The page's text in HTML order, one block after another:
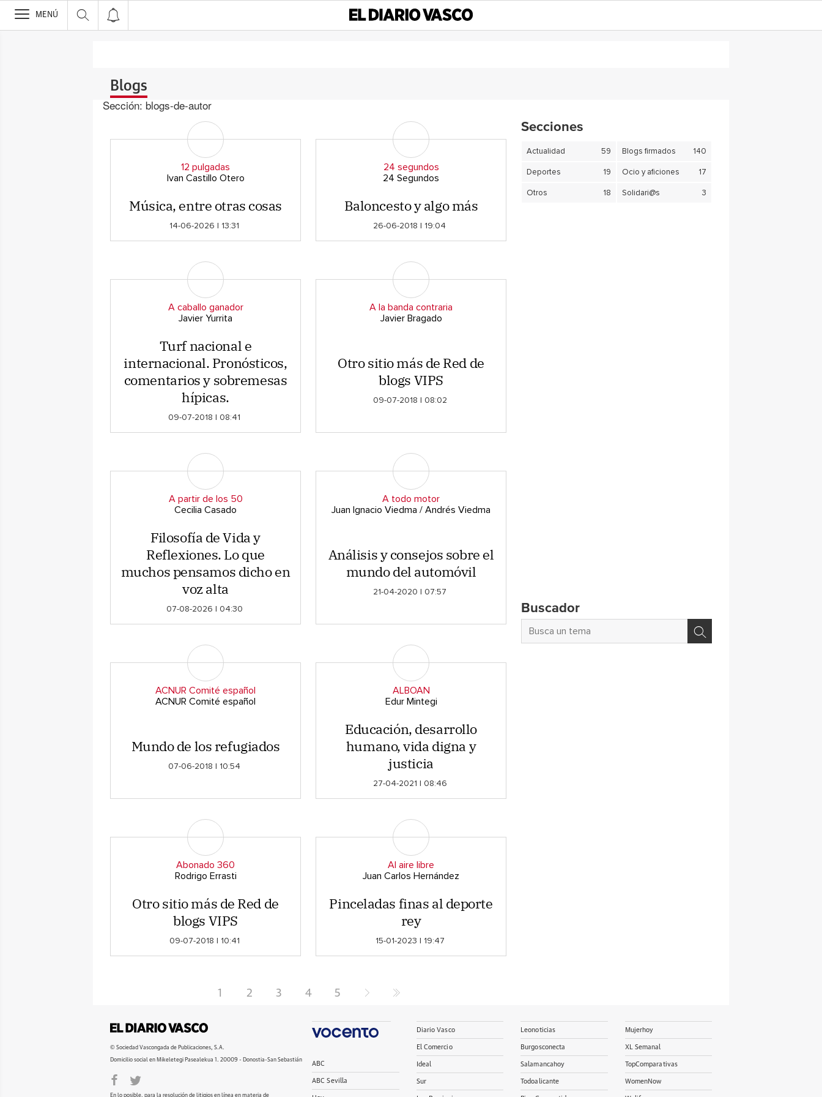
>
MENÚ
Blogs
Sección: blogs-de-autor
12 pulgadas
Ivan Castillo Otero
Música, entre otras cosas
14-06-2026 | 13:31
24 segundos
24 Segundos
Baloncesto y algo más
26-06-2018 | 19:04
A caballo ganador
Javier Yurrita
Turf nacional e
internacional. Pronósticos,
comentarios y sobremesas
hípicas.
09-07-2018 | 08:41
A la banda contraria
Javier Bragado
Otro sitio más de Red de
blogs VIPS
09-07-2018 | 08:02
A partir de los 50
Cecilia Casado
Filosofía de Vida y
Reflexiones. Lo que
muchos pensamos dicho en
voz alta
07-08-2026 | 04:30
A todo motor
Juan Ignacio Viedma / Andrés Viedma
Análisis y consejos sobre el
mundo del automóvil
21-04-2020 | 07:57
ACNUR Comité español
ACNUR Comité español
Mundo de los refugiados
07-06-2018 | 10:54
ALBOAN
Edur Mintegi
Educación, desarrollo
humano, vida digna y
justicia
27-04-2021 | 08:46
Abonado 360
Rodrigo Errasti
Otro sitio más de Red de
blogs VIPS
09-07-2018 | 10:41
Al aire libre
Juan Carlos Hernández
Pinceladas finas al deporte
rey
15-01-2023 | 19:47
1 2 3 4 5
Secciones
Actualidad 59 Blogs firmados 140
Deportes 19 Ocio y aficiones 17
Otros 18 Solidari@s 3
Buscador
© Sociedad Vascongada de Publicaciones, S.A.
Domicilio social en Mikeletegi Pasealekua 1. 20009 - Donostia-San Sebastián
En lo posible, para la resolución de litigios en línea en materia de
ABC
ABC Sevilla
Diario Vasco
El Comercio
Ideal
Sur
Leonoticias
Burgosconecta
Salamancahoy
Todoalicante
Mujerhoy
XL Semanal
TopComparativas
WomenNow